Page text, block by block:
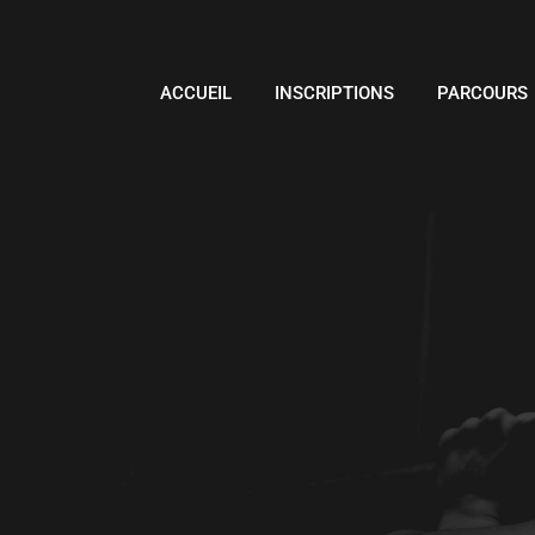
ACCUEIL INSCRIPTIONS PARCOURS